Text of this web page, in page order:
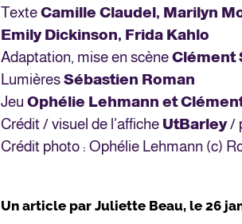
TexteCamille Claudel, Marilyn
Emily Dickinson, Frida Kahlo
Adaptation, mise en scèneClément
LumièresSébastien Roman
Jeu Ophélie Lehmann et
Crédit / visuel de l’affiche UtBarley/
Crédit photo : Ophélie Lehmann (c)
Un article par Juliette Beau, le 26